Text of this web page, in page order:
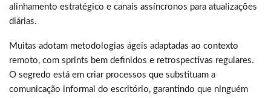
alinhamento estratégico e canais assíncronos para atualizações
diárias.
Muitas adotam metodologias ágeis adaptadas ao contexto
remoto, com sprints bem definidos e retrospectivas regulares.
O segredo está em criar processos que substituam a
comunicação informal do escritório, garantindo que ninguém